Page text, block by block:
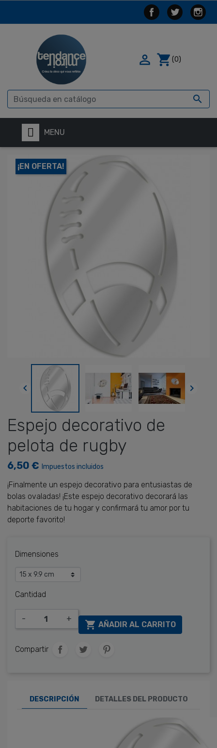

 shopping_cart (0)
MENU
¡EN OFERTA!
 
Espejo decorativo de
pelota de rugby
6,50 € Impuestos incluidos
¡Finalmente un espejo decorativo para entusiastas de
bolas ovaladas! ¡Este espejo decorativo decorará las
habitaciones de tu hogar y confirmará tu amor por tu
deporte favorito!
Dimensiones
Cantidad
- +
 AÑADIR AL CARRITO
Compartir
DESCRIPCIÓN DETALLES DEL PRODUCTO